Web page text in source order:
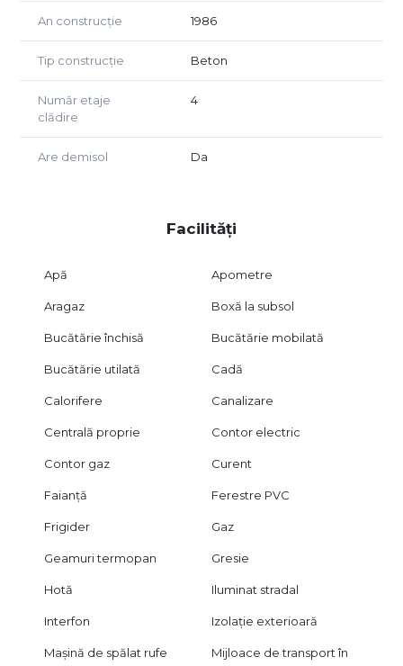
An construcție 1986
Tip construcție Beton
Număr etaje
clădire
4
Are demisol Da
Facilități
Apă Apometre
Aragaz Boxă la subsol
Bucătărie închisă Bucătărie mobilată
Bucătărie utilată Cadă
Calorifere Canalizare
Centrală proprie Contor electric
Contor gaz Curent
Faianță Ferestre PVC
Frigider Gaz
Geamuri termopan Gresie
Hotă Iluminat stradal
Interfon Izolație exterioară
Mașină de spălat rufe
Mijloace de transport în